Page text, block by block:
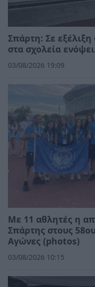
Σπάρτη: Σε
στα σχολεία
03/08/2026 19:09
Με 11 αθλητές η
Σπάρτης στους
Αγώνες (photos)
03/08/2026 10:15